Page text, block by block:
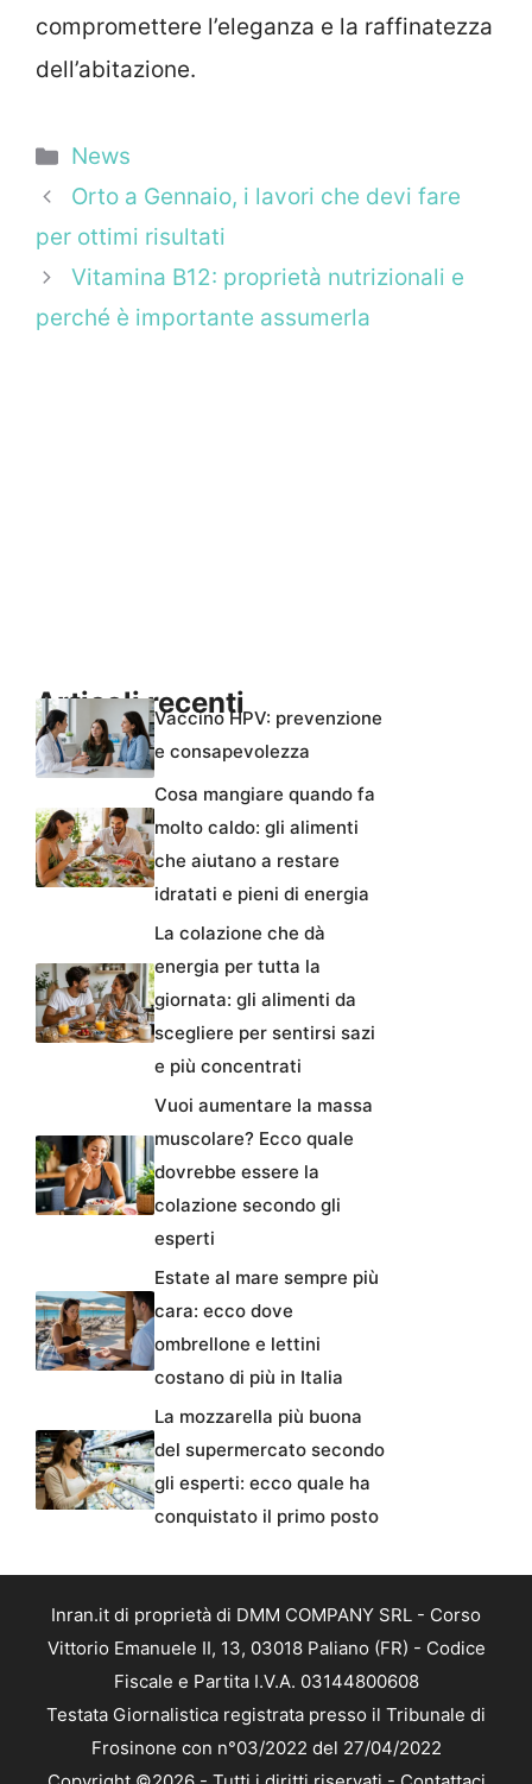
compromettere l’eleganza e la raffinatezza
dell’abitazione.
Categorie
News
Orto a Gennaio, i lavori che devi fare
per ottimi risultati
Vitamina B12: proprietà nutrizionali e
perché è importante assumerla
Articoli recentiVaccino HPV: prevenzione
e consapevolezza
Cosa mangiare quando fa
molto caldo: gli alimenti
che aiutano a restare
idratati e pieni di energia
La colazione che dà
energia per tutta la
giornata: gli alimenti da
scegliere per sentirsi sazi
e più concentrati
Vuoi aumentare la massa
muscolare? Ecco quale
dovrebbe essere la
colazione secondo gli
esperti
Estate al mare sempre più
cara: ecco dove
ombrellone e lettini
costano di più in Italia
La mozzarella più buona
del supermercato secondo
gli esperti: ecco quale ha
conquistato il primo posto
Inran.it di proprietà di DMM COMPANY SRL - Corso
Vittorio Emanuele II, 13, 03018 Paliano (FR) - Codice
Fiscale e Partita I.V.A. 03144800608
Testata Giornalistica registrata presso il Tribunale di
Frosinone con n°03/2022 del 27/04/2022